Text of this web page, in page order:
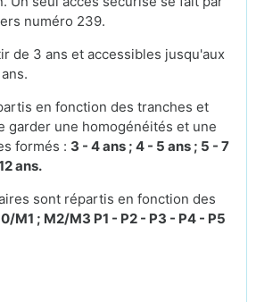
numéro 239.
de 3 ans et accessibles jusqu'aux
en fonction des tranches et
garder une homogénéités et une
formés : 3 - 4 ans ; 4 - 5 ans ; 5 - 7
ans.
sont répartis en fonction des
M1 ; M2/M3 P1 - P2 - P3 - P4 - P5